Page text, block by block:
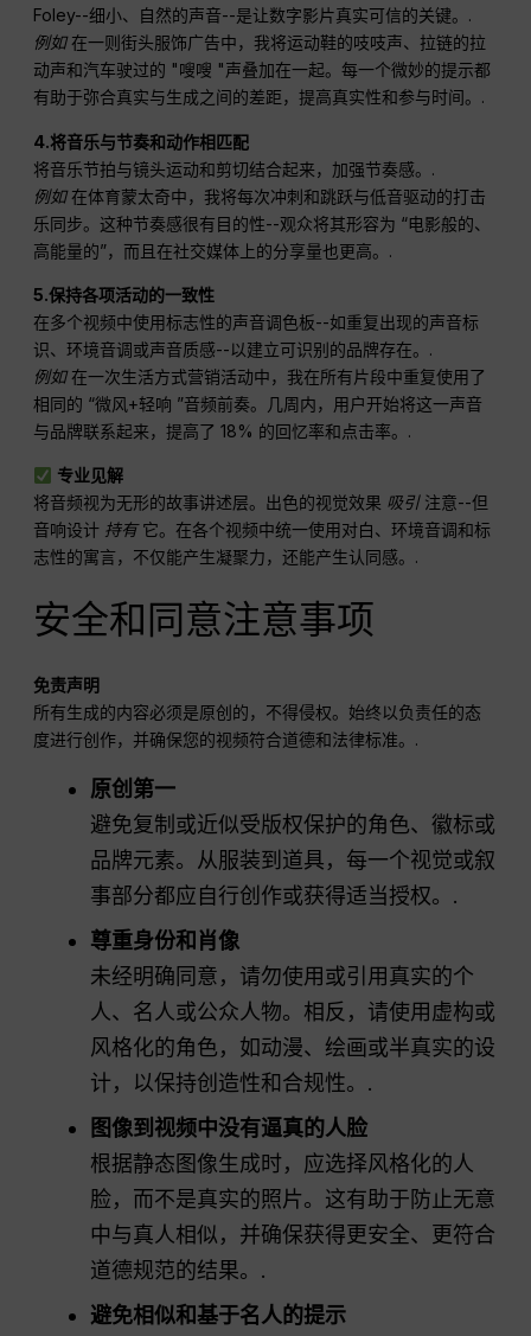
Foley--细小、自然的声音--是让数字影片真实可信的关键。.
例如在一则街头服饰广告中，我将运动鞋的吱吱声、拉链的拉
动声和汽车驶过的 "嗖嗖 "声叠加在一起。每一个微妙的提示都
有助于弥合真实与生成之间的差距，提高真实性和参与时间。.
4.将音乐与节奏和动作相匹配
将音乐节拍与镜头运动和剪切结合起来，加强节奏感。.
例如在体育蒙太奇中，我将每次冲刺和跳跃与低音驱动的打击
乐同步。这种节奏感很有目的性--观众将其形容为 “电影般的、
高能量的”，而且在社交媒体上的分享量也更高。.
5.保持各项活动的一致性
在多个视频中使用标志性的声音调色板--如重复出现的声音标
识、环境音调或声音质感--以建立可识别的品牌存在。.
例如在一次生活方式营销活动中，我在所有片段中重复使用了
相同的 “微风+轻响 ”音频前奏。几周内，用户开始将这一声音
与品牌联系起来，提高了 18% 的回忆率和点击率。.
专业见解
将音频视为无形的故事讲述层。出色的视觉效果 吸引注意--但
音响设计 持有它。在各个视频中统一使用对白、环境音调和标
志性的寓言，不仅能产生凝聚力，还能产生认同感。.
安全和同意注意事项
免责声明
所有生成的内容必须是原创的，不得侵权。始终以负责任的态
度进行创作，并确保您的视频符合道德和法律标准。.
原创第一
避免复制或近似受版权保护的角色、徽标或
品牌元素。从服装到道具，每一个视觉或叙
事部分都应自行创作或获得适当授权。.
尊重身份和肖像
未经明确同意，请勿使用或引用真实的个
人、名人或公众人物。相反，请使用虚构或
风格化的角色，如动漫、绘画或半真实的设
计，以保持创造性和合规性。.
图像到视频中没有逼真的人脸
根据静态图像生成时，应选择风格化的人
脸，而不是真实的照片。这有助于防止无意
中与真人相似，并确保获得更安全、更符合
道德规范的结果。.
避免相似和基于名人的提示